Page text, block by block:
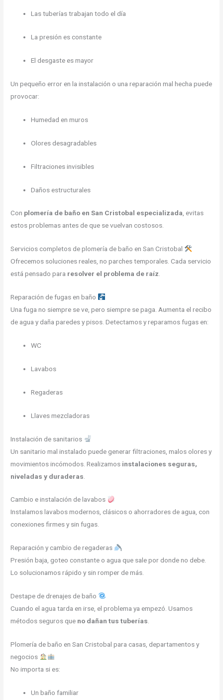
Las tuberías trabajan todo el día
La presión es constante
El desgaste es mayor
Un pequeño error en la instalación o una reparación mal hecha puede
provocar:
Humedad en muros
Olores desagradables
Filtraciones invisibles
Daños estructurales
Con plomería de baño en San Cristobal especializada, evitas
estos problemas antes de que se vuelvan costosos.
Servicios completos de plomería de baño en San Cristobal
Ofrecemos soluciones reales, no parches temporales. Cada servicio
está pensado para resolver el problema de raíz.
Reparación de fugas en baño
Una fuga no siempre se ve, pero siempre se paga. Aumenta el recibo
de agua y daña paredes y pisos. Detectamos y reparamos fugas en:
WC
Lavabos
Regaderas
Llaves mezcladoras
Instalación de sanitarios
Un sanitario mal instalado puede generar filtraciones, malos olores y
movimientos incómodos. Realizamos instalaciones seguras,
niveladas y duraderas
Cambio e instalación de lavabos
Instalamos lavabos modernos, clásicos o ahorradores de agua, con
conexiones firmes y sin fugas.
Reparación y cambio de regaderas
Presión baja, goteo constante o agua que sale por donde no debe.
Lo solucionamos rápido y sin romper de más.
Destape de drenajes de baño
Cuando el agua tarda en irse, el problema ya empezó. Usamos
métodos seguros que no dañan tus tuberías
Plomería de baño en San Cristobal para casas, departamentos y
negocios
No importa si es:
Un baño familiar